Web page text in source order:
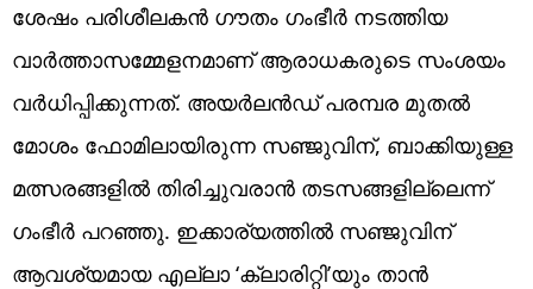
ശേഷം പരിശീലകന്‍ ഗൗതം ഗംഭീര്‍ നടത്തിയ
വാര്‍ത്താസമ്മേളനമാണ് ആരാധകരുടെ സംശയം
വര്‍ധിപ്പിക്കുന്നത്. അയർലൻഡ് പരമ്പര മുതൽ
മോശം ഫോമിലായിരുന്ന സഞ്ജുവിന്, ബാക്കിയുള്ള
മത്സരങ്ങളിൽ തിരിച്ചുവരാൻ തടസങ്ങളില്ലെന്ന്
ഗംഭീര്‍ പറഞ്ഞു. ഇക്കാര്യത്തില്‍ സഞ്ജുവിന്
ആവശ്യമായ എല്ലാ ‘ക്ലാരിറ്റി’യും താന്‍